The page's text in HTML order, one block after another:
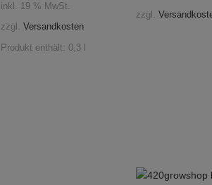
inkl. 19 % MwSt.
zzgl.Versandkosten
Produkt enthält: 0,3
zzgl.